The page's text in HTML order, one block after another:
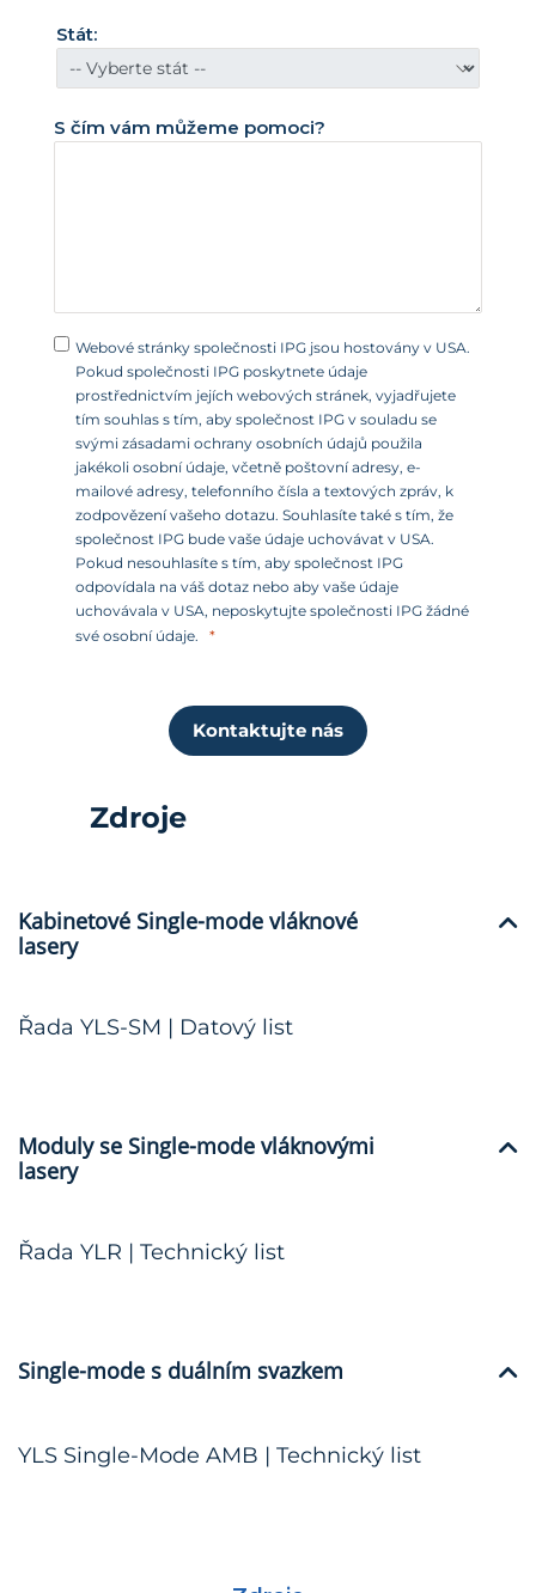
s
t
á
t
y
Stát:
S čím vám můžeme pomoci?
Webové stránky společnosti IPG jsou hostovány v USA.
Pokud společnosti IPG poskytnete údaje
prostřednictvím jejích webových stránek, vyjadřujete
tím souhlas s tím, aby společnost IPG v souladu se
svými zásadami ochrany osobních údajů použila
jakékoli osobní údaje, včetně poštovní adresy, e-
mailové adresy, telefonního čísla a textových zpráv, k
zodpovězení vašeho dotazu. Souhlasíte také s tím, že
společnost IPG bude vaše údaje uchovávat v USA.
Pokud nesouhlasíte s tím, aby společnost IPG
odpovídala na váš dotaz nebo aby vaše údaje
uchovávala v USA, neposkytujte společnosti IPG žádné
své osobní údaje.
Kontaktujte nás
Zdroje
Kabinetové Single-mode vláknové
lasery
Řada YLS-SM | Datový list
Moduly se Single-mode vláknovými
lasery
Řada YLR | Technický list
Single-mode s duálním svazkem
YLS Single-Mode AMB | Technický list